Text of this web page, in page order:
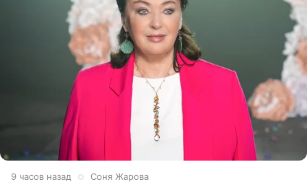
9 часов назад Соня Жарова